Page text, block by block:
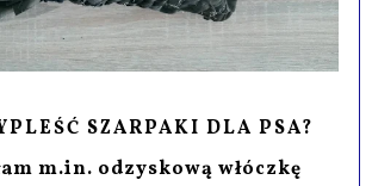
SZARPAKI DLA PSA?
m.in. odzyskową włóczkę